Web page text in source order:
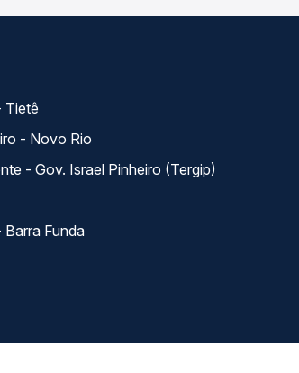
Tietê
- Novo Rio
- Gov. Israel Pinheiro (Tergip)
Funda